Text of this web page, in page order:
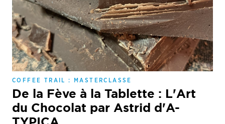
COFFEE TRAIL : MASTERCLASSE
De la Fève à la Tablette : L'Art
du Chocolat par Astrid d'A-